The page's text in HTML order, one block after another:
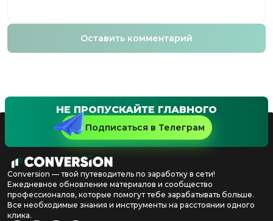
Оставить комментарий
НЕ ПРОПУСКАЙТЕ ГЛАВНОГО
Подписаться в Телеграм
Conversion — твой путеводитель по заработку в сети!
Ежедневное обновление материалов и сообщество
профессионалов, которые помогут тебе зарабатывать больше.
Все необходимые знания и инструменты на расстоянии одного
клика.